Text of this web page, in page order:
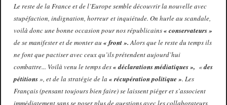
Le reste de la France et de l’Europe semble découvrir la nouvelle avec
stupéfaction, indignation, horreur et inquiétude. On hurle au scandale,
voilà donc une bonne occasion pour nos républicains« conservateurs »
de se manifester et de monter au « front ».Alors que le reste du temps ils
ne font que pactiser avec ceux qu’ils prétendent aujourd’hui
combattre... Voilà venu le temps des« déclarations médiatiques », «des
pétitions», et de la stratégie de la « récupération politique ». Les
Français (pensant toujours bien faire) se laissent piéger et s’associent
immédiatement sans se poser plus de questions avec les collaborateurs